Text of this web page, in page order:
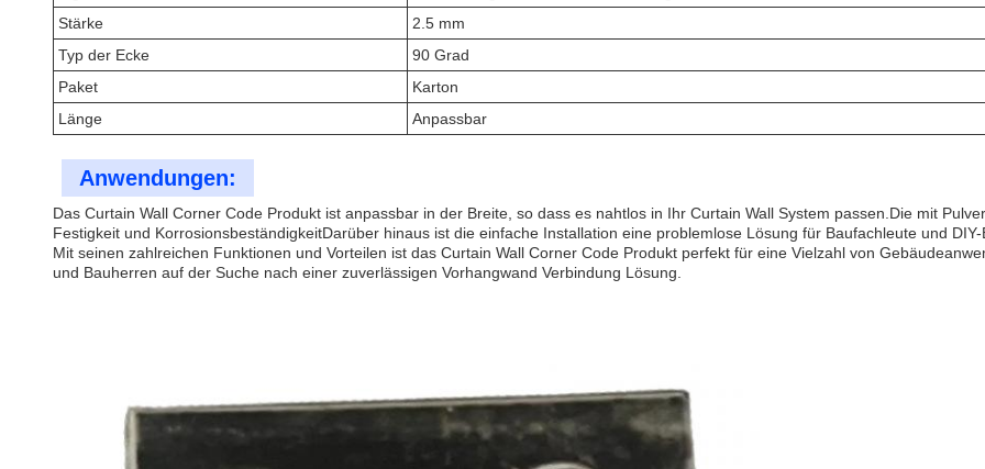
Stärke
2.5 mm
Typ der Ecke
90 Grad
Paket
Karton
Länge
Anpassbar
Anwendungen:
Das Curtain Wall Corner Code Produkt ist anpassbar in der Breite, so dass es nahtlos in Ihr Curtain Wall System passen.Die mit
Festigkeit und KorrosionsbeständigkeitDarüber hinaus ist die einfache Installation eine problemlose Lösung für Baufachleute und DIY-
Mit seinen zahlreichen Funktionen und Vorteilen ist das Curtain Wall Corner Code Produkt perfekt für eine Vielzahl von
und Bauherren auf der Suche nach einer zuverlässigen Vorhangwand Verbindung Lösung.